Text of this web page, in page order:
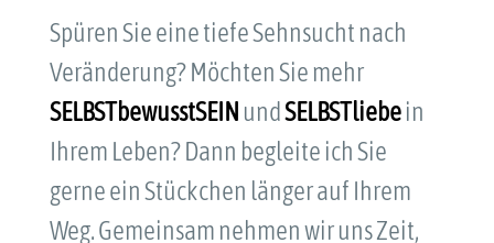
Spüren Sie eine tiefe Sehnsucht nach
Veränderung? Möchten Sie mehr
SELBSTbewusstSEIN undSELBSTliebein
Ihrem Leben? Dann begleite ich Sie
gerne ein Stückchen länger auf Ihrem
Weg. Gemeinsam nehmen wir uns Zeit,